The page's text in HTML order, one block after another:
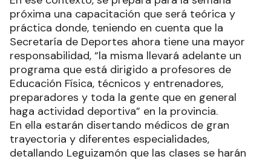
próxima una capacitación que será teórica y
práctica donde, teniendo en cuenta que la
Secretaría de Deportes ahora tiene una mayor
responsabilidad, “la misma llevará adelante un
programa que está dirigido a profesores de
Educación Física, técnicos y entrenadores,
preparadores y toda la gente que en general
haga actividad deportiva” en la provincia.
En ella estarán disertando médicos de gran
trayectoria y diferentes especialidades,
detallando Leguizamón que las clases se harán